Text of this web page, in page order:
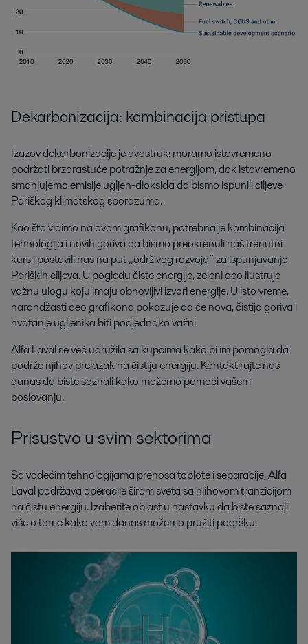
Dekarbonizacija: kombinacija pristupa
Izazov dekarbonizacije je dvostruk: moramo istovremeno
podržati brzorastuće potražnje za energijom, dok istovremeno
smanjujemo emisije ugljen-dioksida da bismo ispunili ciljeve
Pariškog klimatskog sporazuma.
Kao što vidimo na ovom grafikonu, potrebna je kombinacija
tehnologija i novih goriva da bismo preokrenuli naš trenutni
kurs i postavili nas na put „održivog razvoja“ za ispunjavanje
Pariških ciljeva. U pogledu čiste energije, zeleni deo ilustruje
važnu ulogu koju imaju obnovljivi izvori energije. U isto vreme,
narandžasti deo grafikona pokazuje da će nova, čistija goriva i
hvatanje ugljenika biti podjednako važni.
Alfa Laval se već udružila sa kupcima kako bi im pomogla da
podrže njihov prelazak na čistiju energiju. Kontaktirajte nas
danas da biste saznali kako možemo pomoći vašem
poslovanju.
Prisustvo u svim sektorima
Sa vodećim tehnologijama prenosa toplote i separacije, Alfa
Laval podržava operacije širom sveta sa njihovom tranzicijom
na čistu energiju. Izaberite oblast u nastavku da biste saznali
više o tome kako vam danas možemo pružiti podršku.